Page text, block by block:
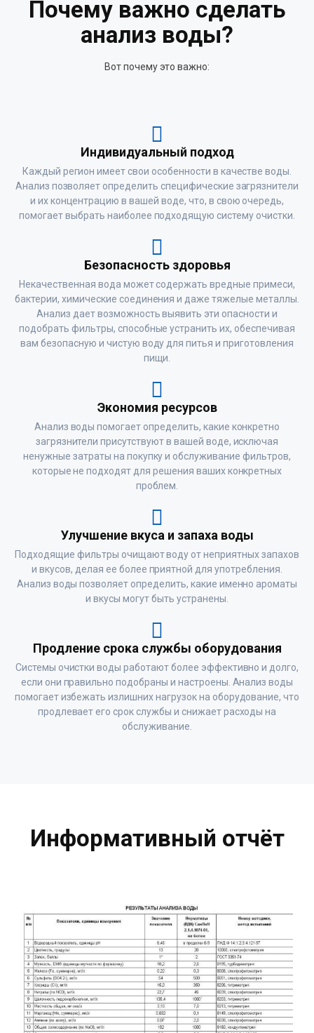
Почему важно сделать
анализ воды?
Вот почему это важно:
Индивидуальный подход
Каждый регион имеет свои особенности в качестве воды.
Анализ позволяет определить специфические загрязнители
и их концентрацию в вашей воде, что, в свою очередь,
помогает выбрать наиболее подходящую систему очистки.
Безопасность здоровья
Некачественная вода может содержать вредные примеси,
бактерии, химические соединения и даже тяжелые металлы.
Анализ дает возможность выявить эти опасности и
подобрать фильтры, способные устранить их, обеспечивая
вам безопасную и чистую воду для питья и приготовления
пищи.
Экономия ресурсов
Анализ воды помогает определить, какие конкретно
загрязнители присутствуют в вашей воде, исключая
ненужные затраты на покупку и обслуживание фильтров,
которые не подходят для решения ваших конкретных
проблем.
Улучшение вкуса и запаха воды
Подходящие фильтры очищают воду от неприятных запахов
и вкусов, делая ее более приятной для употребления.
Анализ воды позволяет определить, какие именно ароматы
и вкусы могут быть устранены.
Продление срока службы оборудования
Системы очистки воды работают более эффективно и долго,
если они правильно подобраны и настроены. Анализ воды
помогает избежать излишних нагрузок на оборудование, что
продлевает его срок службы и снижает расходы на
обслуживание.
Информативный отчёт